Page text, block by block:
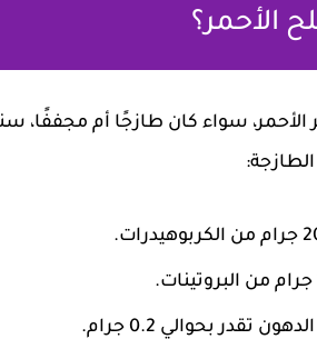
الأحمر؟
الأحمر، سواء كان طازجًا أم
تقدر بحوالي 0.2 جرام.